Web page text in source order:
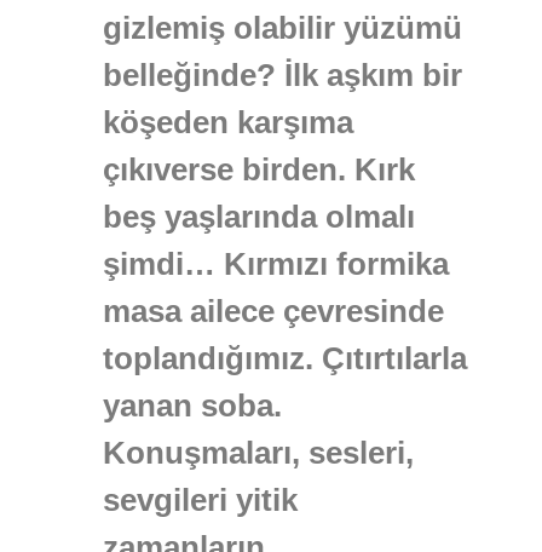
gizlemiş olabilir yüzümü
belleğinde? İlk aşkım bir
köşeden karşıma
çıkıverse birden. Kırk
beş yaşlarında olmalı
şimdi… Kırmızı formika
masa ailece çevresinde
toplandığımız. Çıtırtılarla
yanan soba.
Konuşmaları, sesleri,
sevgileri yitik